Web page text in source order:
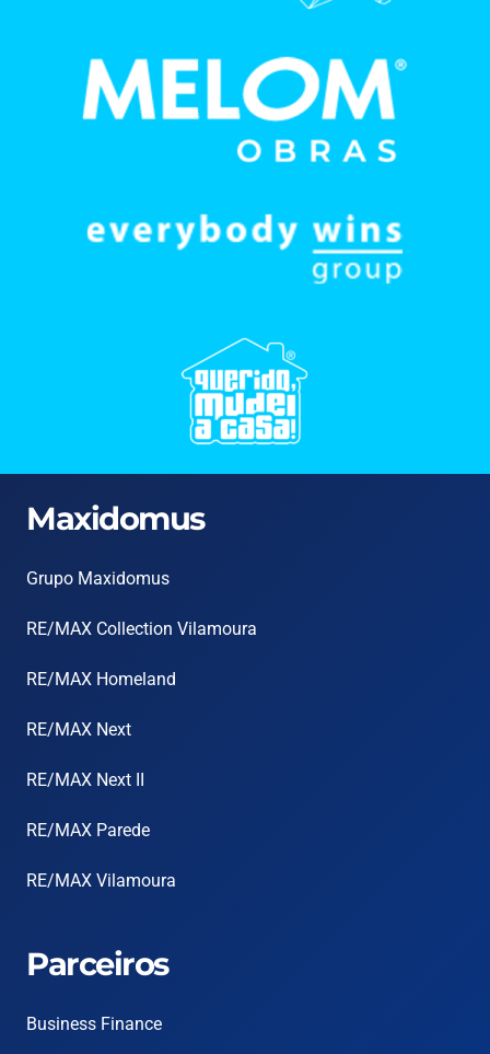
Maxidomus
Grupo Maxidomus
RE/MAX Collection Vilamoura
RE/MAX Homeland
RE/MAX Next
RE/MAX Next II
RE/MAX Parede
RE/MAX Vilamoura
Parceiros
Business Finance